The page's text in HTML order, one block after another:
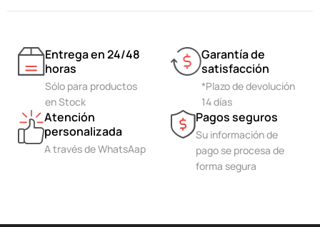
Entrega en 24/48
horas
Sólo para productos
en Stock
Garantía de
satisfacción
*Plazo de devolución
14 días
Atención
personalizada
A través de WhatsAap
Pagos seguros
Su información de
pago se procesa de
forma segura